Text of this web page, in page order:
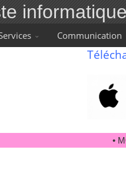
informatique
Communication
•